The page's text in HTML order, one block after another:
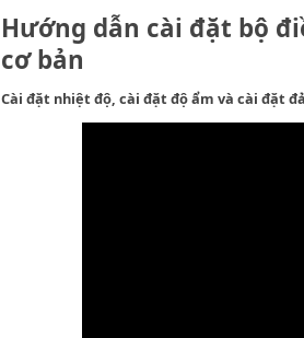
Hướng dẫn cài đặt bộ
cơ bản
Cài đặt nhiệt độ, cài đặt độ ẩm và cài đặt